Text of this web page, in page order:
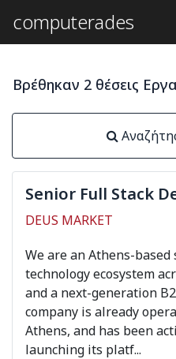
computerades
Βρέθηκαν 2 θέσεις
Senior Full Stack
DEUS MARKET
We are an Athens-
technology ecosystem
and a next-generation
company is already
Athens, and has been
launching its platf...